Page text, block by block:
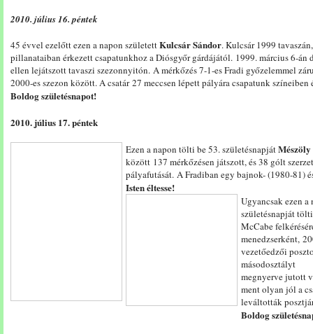
2010. július 16. péntek
45 évvel ezelőtt ezen a napon születettKulcsár Sándor. Kulcsár 1999
pillanataiban érkezett csapatunkhoz a Diósgyőr gárdájától. 1999. március 6-án
ellen lejátszott tavaszi szezonnyitón. A mérkőzés 7-1-es Fradi győzelemmel
2000-es szezon között. A csatár 27 meccsen lépett pályára csapatunk színeiben
Boldog születésnapot!
2010. július 17. péntek
Ezen a napon tölti be 53. születésnapját
között 137 mérkőzésen játszott, és 38 gólt
pályafutását. A Fradiban egy bajnok- (1980-81)
Isten éltesse!
Ugyancsak ezen
születésnapját
McCabe
menedzserként,
vezetőedzői
másodosztályt
megnyerve jutott
ment olyan jól a
leváltották
Boldog